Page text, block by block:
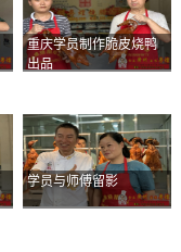
重庆学员制作脆皮烧鸭
出品
学员与师傅留影